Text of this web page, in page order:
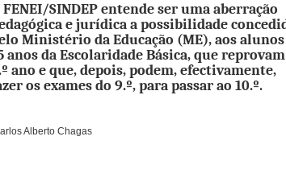
FENEI/SINDEP entende ser uma aberração
e jurídica a possibilidade
Ministério da Educação (ME), aos
anos da Escolaridade Básica, que
ano e que, depois, podem, efectivamente,
os exames do 9.º, para passar ao 10.º.
Alberto Chagas